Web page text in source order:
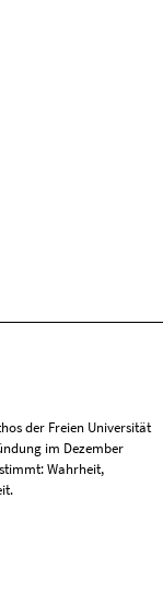
der Freien Universität
im Dezember
Wahrheit,